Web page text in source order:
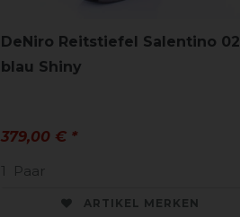
DeNiro Reitstiefel Salentino 02
blau Shiny
379,00 € *
1
Paar
ARTIKEL MERKEN